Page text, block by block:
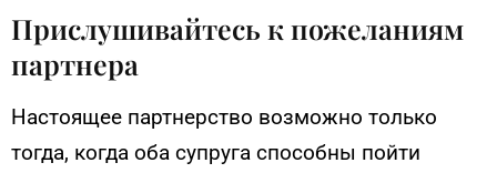
Прислушивайтесь к пожеланиям
партнера
Настоящее партнерство возможно только
тогда, когда оба супруга способны пойти